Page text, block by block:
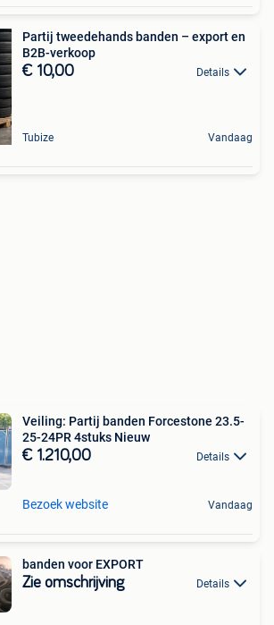
Partij tweedehands banden – export en
B2B-verkoop
€ 10,00 Details
Tubize Vandaag
Veiling: Partij banden Forcestone 23.5-
25-24PR 4stuks Nieuw
€ 1.210,00 Details
Bezoek website Vandaag
banden voor EXPORT
Zie omschrijving Details